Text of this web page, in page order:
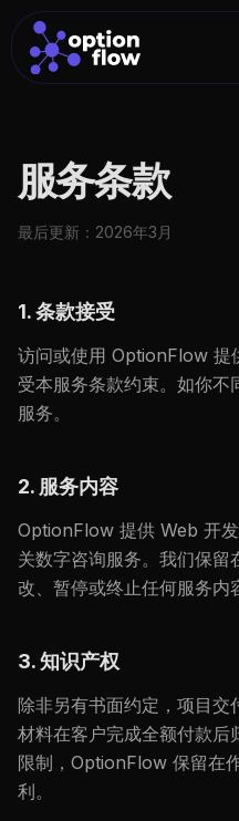
服务条款
最后更新：2026年3月
1. 条款接受
访问或使用 OptionFlow 提
受本服务条款约束。如你不
服务。
2. 服务内容
OptionFlow 提供 Web 开
关数字咨询服务。我们保留
改、暂停或终止任何服务内
3. 知识产权
除非另有书面约定，项目交
材料在客户完成全额付款后
限制，OptionFlow 保留在
利。